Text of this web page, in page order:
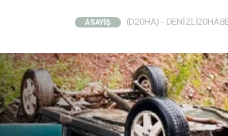
ASAYİŞ (D20HA) -